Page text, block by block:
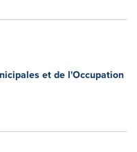
et de l'Occupation